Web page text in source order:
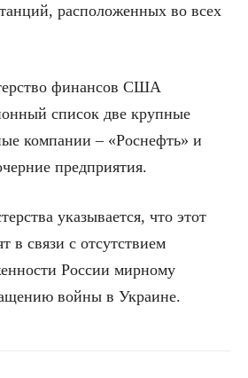
расположенных во всех
финансов США
список две крупные
компании – «Роснефть» и
предприятия.
указывается, что этот
в связи с отсутствием
России мирному
войны в Украине.